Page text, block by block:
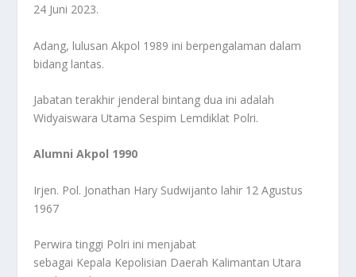
24 Juni 2023.
Adang, lulusan Akpol 1989 ini berpengalaman dalam
bidang lantas.
Jabatan terakhir jenderal bintang dua ini adalah
Widyaiswara Utama Sespim Lemdiklat Polri.
Alumni Akpol 1990
Irjen. Pol. Jonathan Hary Sudwijanto lahir 12 Agustus
1967
Perwira tinggi Polri ini menjabat
sebagai Kepala Kepolisian Daerah Kalimantan Utara